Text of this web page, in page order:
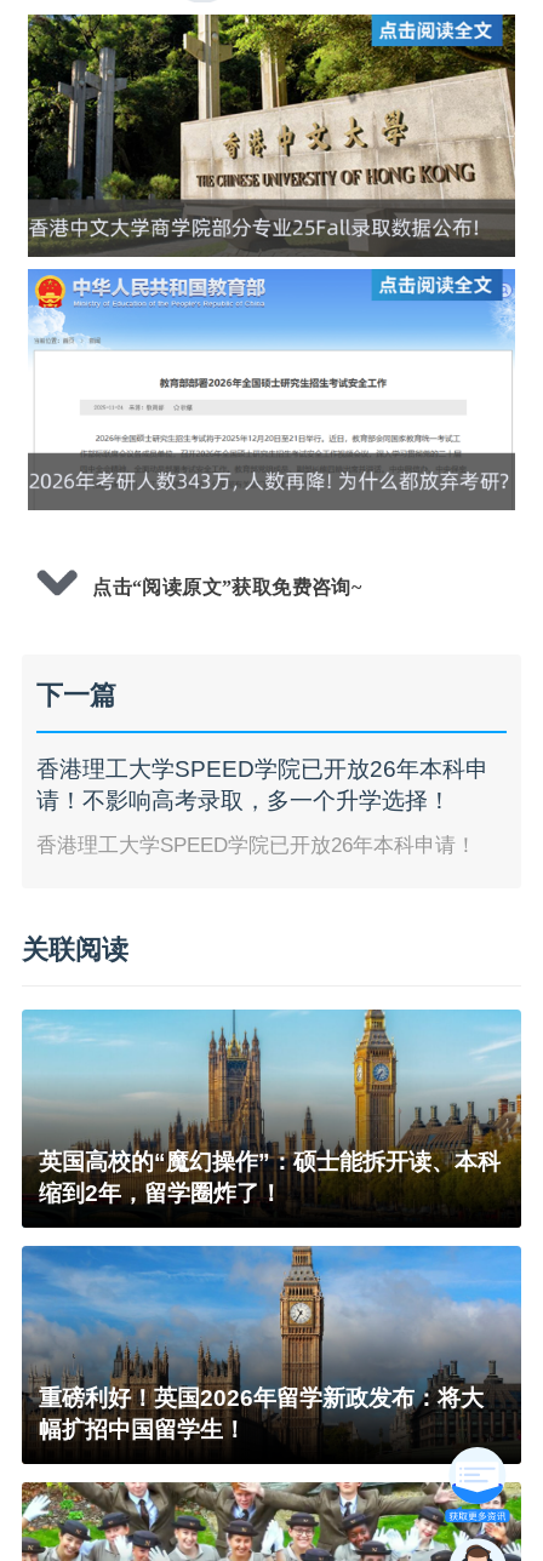
点击“阅读原文”获取免费咨询~
下一篇
香港理工大学SPEED学院已开放26年本科申
请！不影响高考录取，多一个升学选择！
香港理工大学SPEED学院已开放26年本科申请！
关联阅读
英国高校的“魔幻操作”：硕士能拆开读、本科
缩到2年，留学圈炸了！
重磅利好！英国2026年留学新政发布：将大
幅扩招中国留学生！